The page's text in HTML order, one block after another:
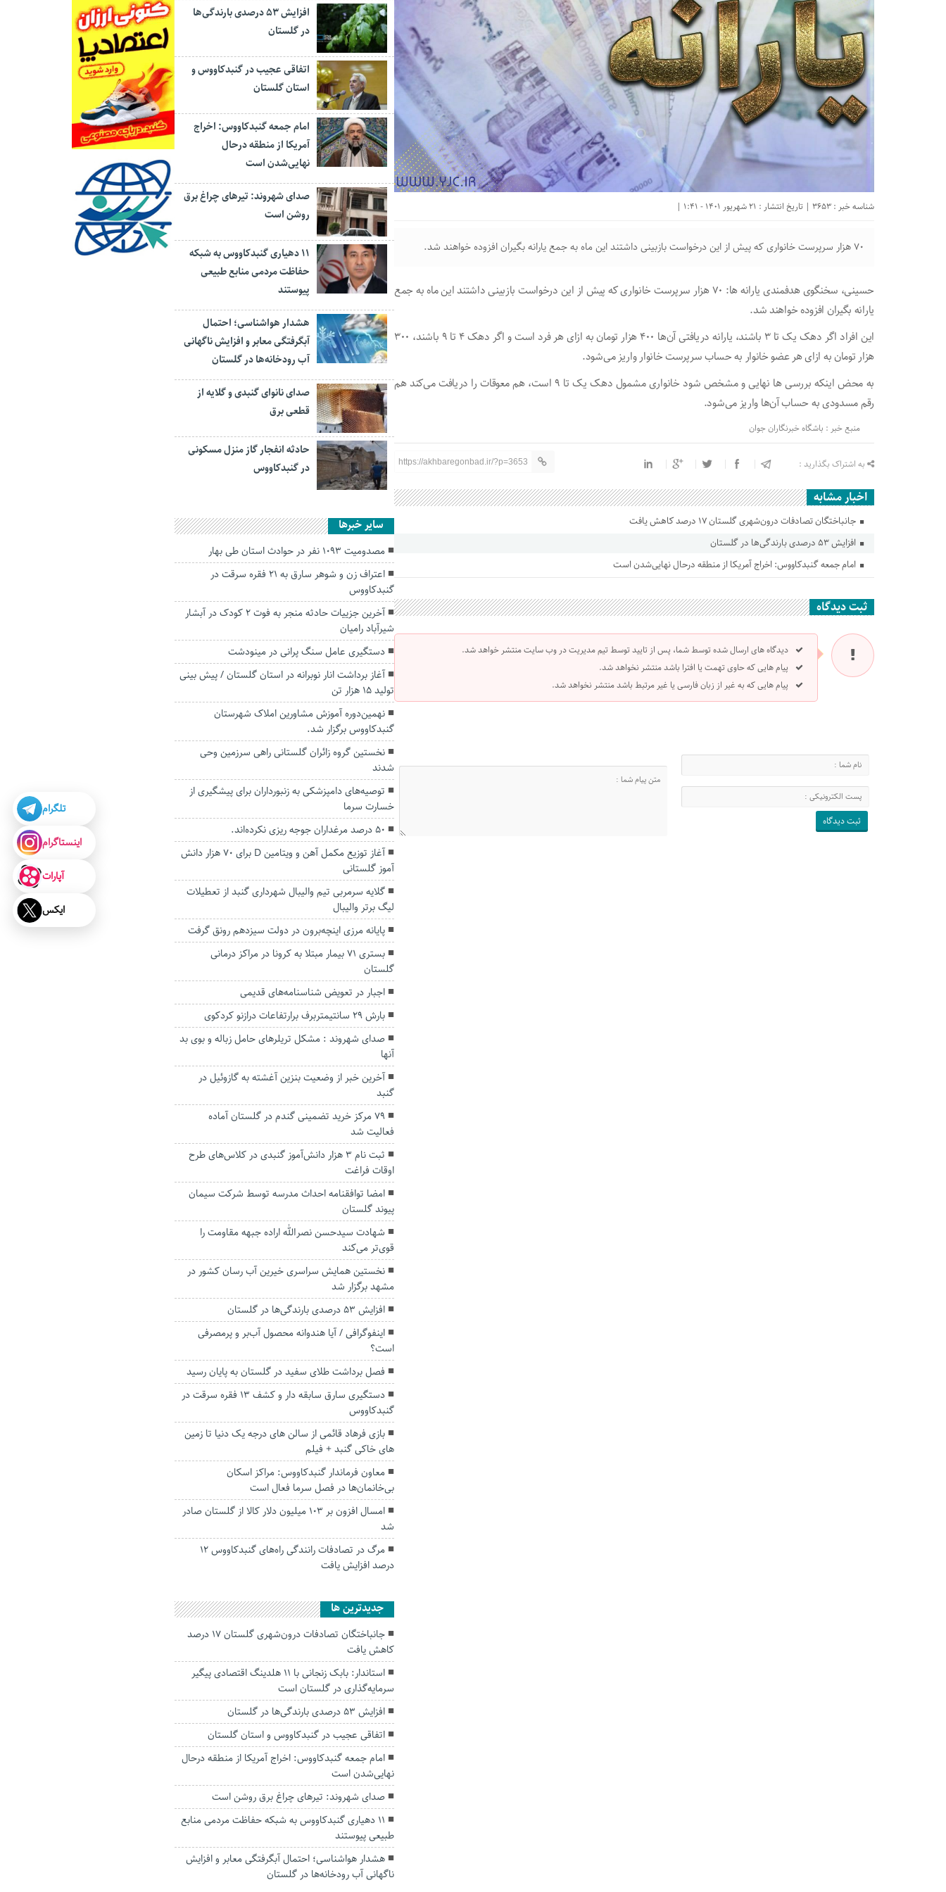
شناسه خبر : 3653 | تاریخ انتشار : 21 شهریور 1401 - 1:41 |
۷۰ هزار سرپرست خانواری که پیش از این درخواست بازبینی داشتند این ماه به جمع یارانه بگیران افزوده خواهند شد.
حسینی، سخنگوی هدفمندی یارانه ها: ۷۰ هزار سرپرست خانواری که پیش از این درخواست بازبینی داشتند این ماه به جمع
یارانه بگیران افزوده خواهند شد.
این افراد اگر دهک یک تا ۳ باشند، یارانه دریافتی آن‌ها ۴۰۰ هزار تومان به ازای هر فرد است و اگر دهک ۴ تا ۹ باشند، ۳۰۰
هزار تومان به ازای هر عضو خانوار به حساب سرپرست خانوار واریز می‌شود.
به محض اینکه بررسی ها نهایی و مشخص شود خانواری مشمول دهک یک تا ۹ است، هم معوقات را دریافت می‌کند هم
رقم مسدودی به حساب آن‌ها واریز می‌شود.
منبع خبر : باشگاه خبرنگاران جوان
به اشتراک بگذارید : https://akhbaregonbad.ir/?p=3653
اخبار مشابه
جانباختگان تصادفات درون‌شهری گلستان ۱۷ درصد کاهش یافت
افزایش ۵۳ درصدی بارندگی‌ها در گلستان
امام جمعه گنبدکاووس: اخراج آمریکا از منطقه درحال نهایی‌شدن است
ثبت دیدگاه
دیدگاه های ارسال شده توسط شما، پس از تایید توسط تیم مدیریت در وب سایت منتشر خواهد شد.
پیام هایی که حاوی تهمت یا افترا باشد منتشر نخواهد شد.
پیام هایی که به غیر از زبان فارسی یا غیر مرتبط باشد منتشر نخواهد شد.
افزایش ۵۳ درصدی بارندگی‌ها
در گلستان
اتفاقی عجیب در‌ گنبدکاووس و
استان گلستان
امام جمعه گنبدکاووس: اخراج
آمریکا از منطقه درحال
نهایی‌شدن است
صدای شهروند: تیرهای چراغ برق
روشن است
۱۱ دهیاری گنبدکاووس به شبکه
حفاظت مردمی منابع طبیعی
پیوستند
هشدار هواشناسی؛ احتمال
آبگرفتگی معابر و افزایش ناگهانی
آب رودخانه‌ها در گلستان
صدای نانوای گنبدی و گلایه از
قطعی برق
حادثه انفجار گاز منزل مسکونی
در گنبدکاووس
سایر خبرها
مصدومیت ۱۰۹۳ نفر در حوادث استان طی بهار
اعتراف زن و شوهر سارق به ۲۱ فقره سرقت در
گنبدکاووس
آخرین جزییات حادثه منجر به فوت ۲ کودک در آبشار
شیرآباد رامیان
دستگیری عامل سنگ پرانی در مینودشت
آغاز برداشت انار نوبرانه در استان گلستان / پیش بینی
تولید ۱۵ هزار تن
نهمین‌دوره آموزش مشاورین املاک شهرستان
گنبدکاووس برگزار شد.
نخستین گروه زائران گلستانی راهی سرزمین وحی
شدند
توصیه‌های دامپزشکی به زنبورداران برای پیشگیری از
خسارت سرما
۵۰ درصد مرغداران جوجه ریزی نکرده‌اند.
آغاز توزیع مکمل آهن و ویتامین D برای ۷۰ هزار دانش
آموز گلستانی
گلایه سرمربی تیم والیبال شهرداری گنبد از تعطیلات
لیگ برتر والیبال
پایانه مرزی اینچه‌برون در دولت سیزدهم رونق گرفت
بستری ۷۱ بیمار مبتلا به کرونا در مراکز درمانی
گلستان
اجبار در تعویض شناسنامه‌های قدیمی
بارش ۲۹ سانتیمتربرف برارتفاعات درازنو کردکوی
صدای شهروند : مشکل تریلرهای حامل زباله و بوی بد
آنها
آخرین خبر از وضعیت بنزین آغشته به گازوئیل در
گنبد
۷۹ مرکز خرید تضمینی گندم در گلستان آماده
فعالیت شد
ثبت نام ۳ هزار دانش‌آموز گنبدی در کلاس‌های طرح
اوقات فراغت
امضا توافقنامه احداث مدرسه توسط شرکت سیمان
پیوند گلستان
شهادت سیدحسن نصرالله اراده جبهه مقاومت را
قوی‌تر می‌کند
نخستین همایش سراسری خیرین آب رسان کشور در
مشهد برگزار شد
افزایش ۵۳ درصدی بارندگی‌ها در گلستان
اینفوگرافی / آیا هندوانه محصول آب‌بر و پرمصرفی
است؟
فصل برداشت طلای سفید در گلستان به پایان رسید
دستگیری سارق سابقه دار و کشف ۱۳ فقره سرقت در
گنبدکاووس
بازی فرهاد قائمی از سالن های درجه یک دنیا تا زمین
های خاکی گنبد + فیلم
معاون فرماندار گنبدکاووس: مراکز اسکان
بی‌خانمان‌ها در فصل سرما فعال است
امسال افزون بر ۱۰۳ میلیون دلار کالا از گلستان صادر
شد
مرگ در تصادفات رانندگی راه‌های گنبدکاووس ۱۲
درصد افزایش یافت
جديدترين ها
جانباختگان تصادفات درون‌شهری گلستان ۱۷ درصد
کاهش یافت
استاندار: بابک زنجانی با ۱۱ هلدینگ اقتصادی پیگیر
سرمایه‌گذاری در گلستان است
افزایش ۵۳ درصدی بارندگی‌ها در گلستان
اتفاقی عجیب در‌ گنبدکاووس و استان گلستان
امام جمعه گنبدکاووس: اخراج آمریکا از منطقه درحال
نهایی‌شدن است
صدای شهروند: تیرهای چراغ برق روشن است
۱۱ دهیاری گنبدکاووس به شبکه حفاظت مردمی منابع
طبیعی پیوستند
هشدار هواشناسی؛ احتمال آبگرفتگی معابر و افزایش
ناگهانی آب رودخانه‌ها در گلستان
تلگرام
اینستاگرام
آپارات
ایکس